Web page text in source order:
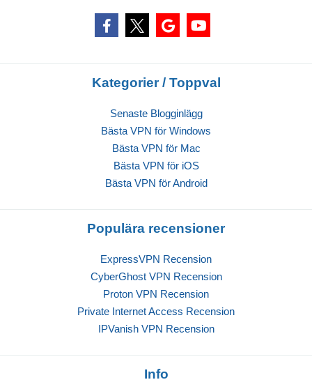
Kategorier / Toppval
Senaste Blogginlägg
Bästa VPN för Windows
Bästa VPN för Mac
Bästa VPN för iOS
Bästa VPN för Android
Populära recensioner
ExpressVPN Recension
CyberGhost VPN Recension
Proton VPN Recension
Private Internet Access Recension
IPVanish VPN Recension
Info